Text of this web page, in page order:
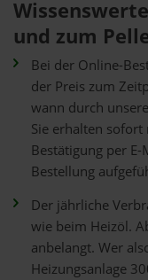
und zum
Bei der Online-
der Preis zum
wann durch
Sie erhalten
Bestätigung per
Bestellung
Der jährliche
wie beim Heizöl.
anbelangt. Wer
Heizungsanlage